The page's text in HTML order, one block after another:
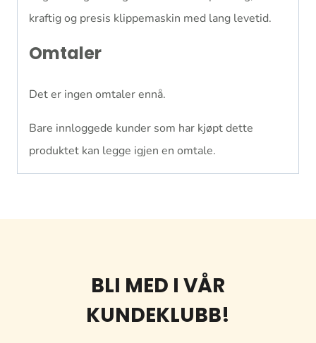
kraftig og presis klippemaskin med lang levetid.
Omtaler
Det er ingen omtaler ennå.
Bare innloggede kunder som har kjøpt dette
produktet kan legge igjen en omtale.
BLI MED I VÅR
KUNDEKLUBB!